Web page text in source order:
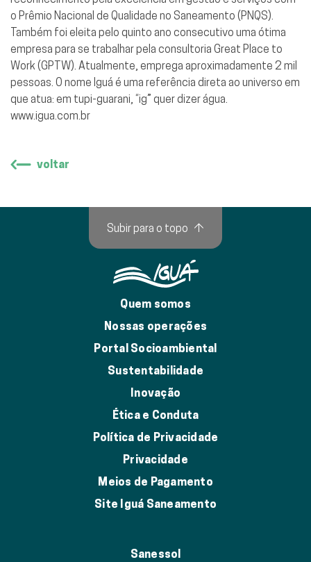
o Prêmio Nacional de Qualidade no Saneamento (PNQS).
Também foi eleita pelo quinto ano consecutivo uma ótima
empresa para se trabalhar pela consultoria Great Place to
Work (GPTW). Atualmente, emprega aproximadamente 2 mil
pessoas. O nome Iguá é uma referência direta ao universo em
que atua: em tupi-guarani, “ig” quer dizer água.
www.igua.com.br
voltar
Quem somos
Nossas operações
Portal Socioambiental
Sustentabilidade
Inovação
Ética e Conduta
Política de Privacidade
Privacidade
Meios de Pagamento
Site Iguá Saneamento
Sanessol
Subir para o topo ↑